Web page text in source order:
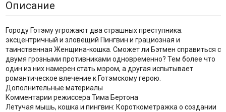
Описание
Городу Готэму угрожают два страшных преступника:
эксцентричный и зловещий Пингвин и грациозная и
таинственная Женщина-кошка. Сможет ли Бэтмен справиться с
двумя грозными противниками одновременно? Тем более что
один из них намерен стать мэром, а другая испытывает
романтическое влечение к Готэмскому герою.
Дополнительные материалы
Комментарии режиссера Тима Бертона
Летучая мышь, кошка и пингвин: Короткометражка о создании